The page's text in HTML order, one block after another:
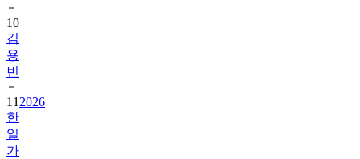
10
김
용
빈
11 2026
한
일
가